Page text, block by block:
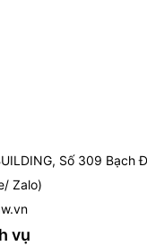
Số 309 Bạch
Zalo)
vụ